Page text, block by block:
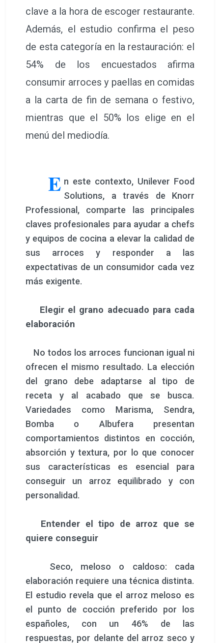
clave a la hora de escoger restaurante.
Además, el estudio confirma el peso
de esta categoría en la restauración: el
54% de los encuestados afirma
consumir arroces y paellas en comidas
a la carta de fin de semana o festivo,
mientras que el 50% los elige en el
menú del mediodía.
E n este contexto, Unilever Food
Solutions, a través de Knorr
Professional, comparte las principales
claves profesionales para ayudar a chefs
y equipos de cocina a elevar la calidad de
sus arroces y responder a las
expectativas de un consumidor cada vez
más exigente.
Elegir el grano adecuado para cada
elaboración
No todos los arroces funcionan igual ni
ofrecen el mismo resultado. La elección
del grano debe adaptarse al tipo de
receta y al acabado que se busca.
Variedades como Marisma, Sendra,
Bomba o Albufera presentan
comportamientos distintos en cocción,
absorción y textura, por lo que conocer
sus características es esencial para
conseguir un arroz equilibrado y con
personalidad.
Entender el tipo de arroz que se
quiere conseguir
Seco, meloso o caldoso: cada
elaboración requiere una técnica distinta.
El estudio revela que el arroz meloso es
el punto de cocción preferido por los
españoles, con un 46% de las
respuestas, por delante del arroz seco y